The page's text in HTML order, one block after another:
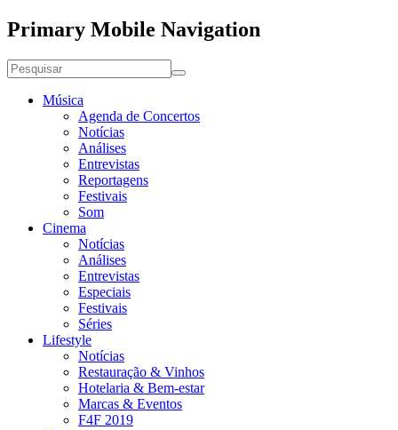
Primary Mobile Navigation
Música
Agenda de Concertos
Notícias
Análises
Entrevistas
Reportagens
Festivais
Som
Cinema
Notícias
Análises
Entrevistas
Especiais
Festivais
Séries
Lifestyle
Notícias
Restauração & Vinhos
Hotelaria & Bem-estar
Marcas & Eventos
F4F 2019